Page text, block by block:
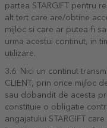
partea STARGIFT pentru
alt tert care are/obtine
mijloc si care ar putea fi
urma acestui continut, in
utilizare.
3.6. Nici un continut
CLIENT, prin orice mijloc
sau dobandit de acesta
constituie o obligatie
angajatului STARGIFT